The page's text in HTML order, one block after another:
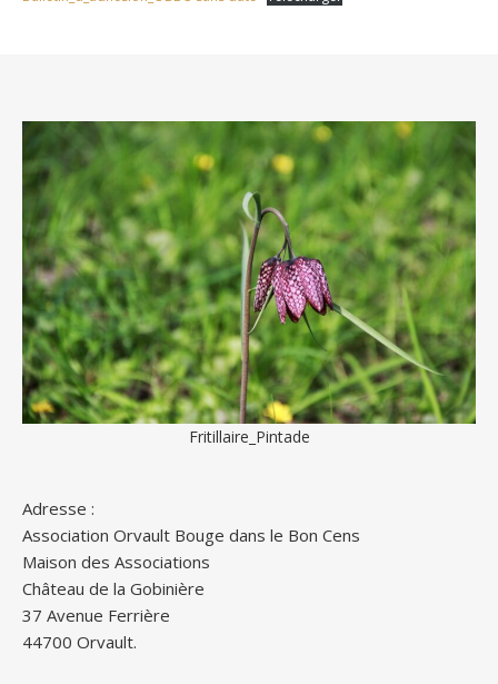
Fritillaire_Pintade
Adresse :
Association Orvault Bouge dans le Bon Cens
Maison des Associations
Château de la Gobinière
37 Avenue Ferrière
44700 Orvault.